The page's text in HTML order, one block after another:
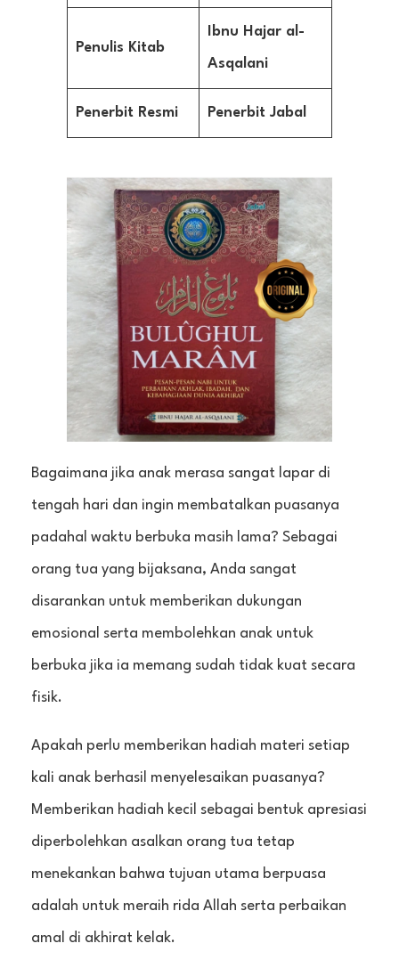
Penulis Kitab
Ibnu Hajar al-
Asqalani
Penerbit Resmi Penerbit Jabal
Bagaimana jika anak merasa sangat lapar di
tengah hari dan ingin membatalkan puasanya
padahal waktu berbuka masih lama? Sebagai
orang tua yang bijaksana, Anda sangat
disarankan untuk memberikan dukungan
emosional serta membolehkan anak untuk
berbuka jika ia memang sudah tidak kuat secara
fisik.
Apakah perlu memberikan hadiah materi setiap
kali anak berhasil menyelesaikan puasanya?
Memberikan hadiah kecil sebagai bentuk apresiasi
diperbolehkan asalkan orang tua tetap
menekankan bahwa tujuan utama berpuasa
adalah untuk meraih rida Allah serta perbaikan
amal di akhirat kelak.